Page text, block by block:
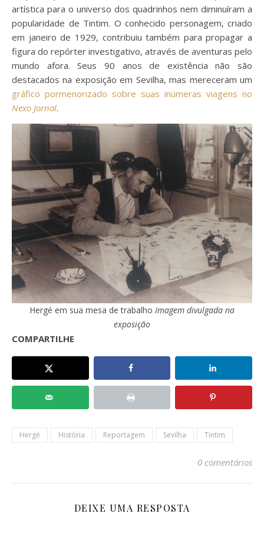
artística para o universo dos quadrinhos nem diminuíram a
popularidade de Tintim. O conhecido personagem, criado
em janeiro de 1929, contribuiu também para propagar a
figura do repórter investigativo, através de aventuras pelo
mundo afora. Seus 90 anos de existência não são
destacados na exposição em Sevilha, mas mereceram um
gráfico pormenorizado sobre suas inúmeras viagens no
Nexo Jornal.
Hergé em sua mesa de trabalho Imagem divulgada na
exposição
COMPARTILHE
Hergé História Reportagem Sevilha Tintim
0 comentários
DEIXE UMA RESPOSTA